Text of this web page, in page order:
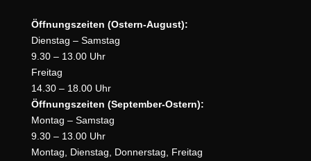
Öffnungszeiten (Ostern-August):
Dienstag – Samstag
9.30 – 13.00 Uhr
Freitag
14.30 – 18.00 Uhr
Öffnungszeiten (September-Ostern):
Montag – Samstag
9.30 – 13.00 Uhr
Montag, Dienstag, Donnerstag, Freitag